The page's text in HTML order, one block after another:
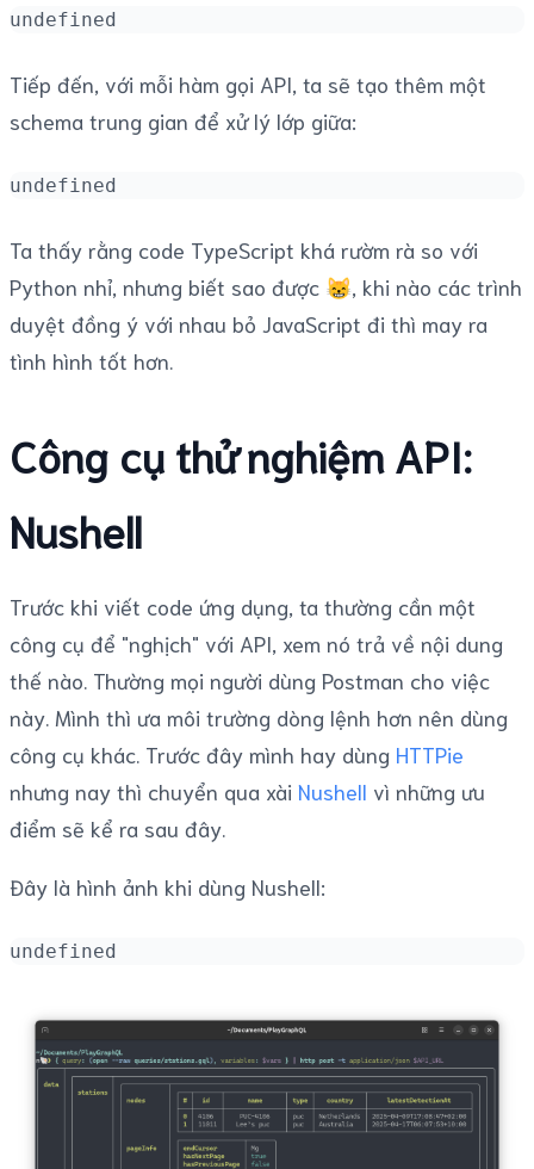
undefined
Tiếp đến, với mỗi hàm gọi API, ta sẽ tạo thêm một
schema trung gian để xử lý lớp giữa:
undefined
Ta thấy rằng code TypeScript khá rườm rà so với
Python nhỉ, nhưng biết sao được 😸, khi nào các trình
duyệt đồng ý với nhau bỏ JavaScript đi thì may ra
tình hình tốt hơn.
Công cụ thử nghiệm API:
Nushell
Trước khi viết code ứng dụng, ta thường cần một
công cụ để "nghịch" với API, xem nó trả về nội dung
thế nào. Thường mọi người dùng Postman cho việc
này. Mình thì ưa môi trường dòng lệnh hơn nên dùng
công cụ khác. Trước đây mình hay dùng HTTPie
nhưng nay thì chuyển qua xài Nushell vì những ưu
điểm sẽ kể ra sau đây.
Đây là hình ảnh khi dùng Nushell:
undefined